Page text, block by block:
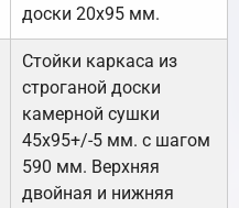
доски 20х95 мм.
Стойки каркаса из
строганой доски
камерной сушки
45х95+/-5 мм. с шагом
590 мм. Верхняя
двойная и нижняя